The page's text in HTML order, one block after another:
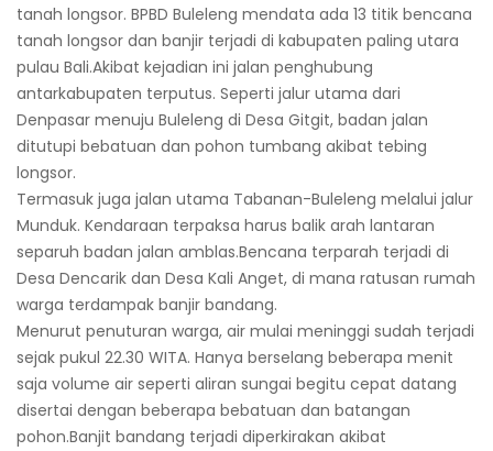
tanah longsor. BPBD Buleleng mendata ada 13 titik bencana
tanah longsor dan banjir terjadi di kabupaten paling utara
pulau Bali.Akibat kejadian ini jalan penghubung
antarkabupaten terputus. Seperti jalur utama dari
Denpasar menuju Buleleng di Desa Gitgit, badan jalan
ditutupi bebatuan dan pohon tumbang akibat tebing
longsor.
Termasuk juga jalan utama Tabanan-Buleleng melalui jalur
Munduk. Kendaraan terpaksa harus balik arah lantaran
separuh badan jalan amblas.Bencana terparah terjadi di
Desa Dencarik dan Desa Kali Anget, di mana ratusan rumah
warga terdampak banjir bandang.
Menurut penuturan warga, air mulai meninggi sudah terjadi
sejak pukul 22.30 WITA. Hanya berselang beberapa menit
saja volume air seperti aliran sungai begitu cepat datang
disertai dengan beberapa bebatuan dan batangan
pohon.Banjit bandang terjadi diperkirakan akibat